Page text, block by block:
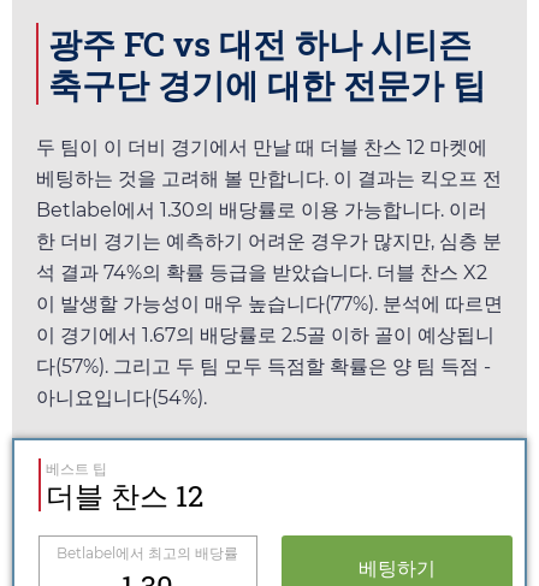
광주 FC vs 대전 하나 시티즌
축구단 경기에 대한 전문가 팁
두 팀이 이 더비 경기에서 만날 때 더블 찬스 12 마켓에
베팅하는 것을 고려해 볼 만합니다. 이 결과는 킥오프 전
Betlabel 에서 1.30의 배당률로 이용 가능합니다. 이러
한 더비 경기는 예측하기 어려운 경우가 많지만, 심층 분
석 결과 74%의 확률 등급을 받았습니다. 더블 찬스 X2
이 발생할 가능성이 매우 높습니다(77%). 분석에 따르면
이 경기에서 1.67의 배당률로 2.5골 이하 골이 예상됩니
다(57%). 그리고 두 팀 모두 득점할 확률은 양 팀 득점 -
아니요입니다(54%).
베스트 팁
더블 찬스 12
Betlabel에서 최고의 배당률
베팅하기